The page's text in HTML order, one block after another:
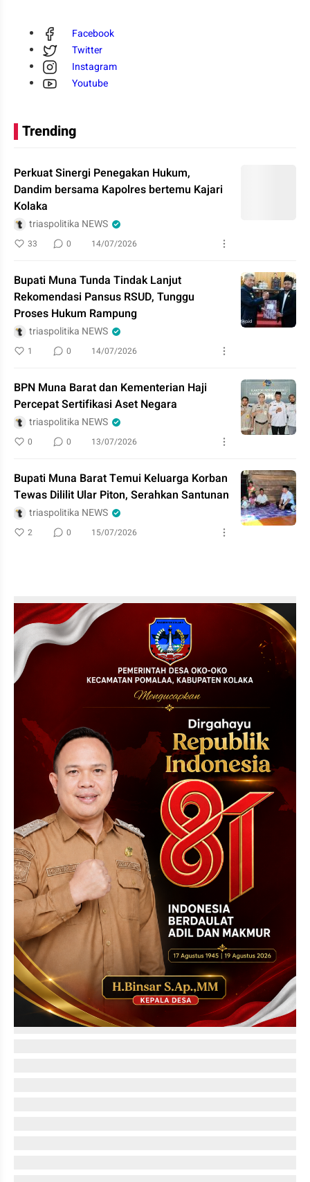
Facebook
Twitter
Instagram
Youtube
Trending
Perkuat Sinergi Penegakan Hukum,
Dandim bersama Kapolres bertemu Kajari
Kolaka
triaspolitika NEWS
33 0 14/07/2026
Bupati Muna Tunda Tindak Lanjut
Rekomendasi Pansus RSUD, Tunggu
Proses Hukum Rampung
triaspolitika NEWS
1 0 14/07/2026
BPN Muna Barat dan Kementerian Haji
Percepat Sertifikasi Aset Negara
triaspolitika NEWS
0 0 13/07/2026
Bupati Muna Barat Temui Keluarga Korban
Tewas Dililit Ular Piton, Serahkan Santunan
triaspolitika NEWS
2 0 15/07/2026